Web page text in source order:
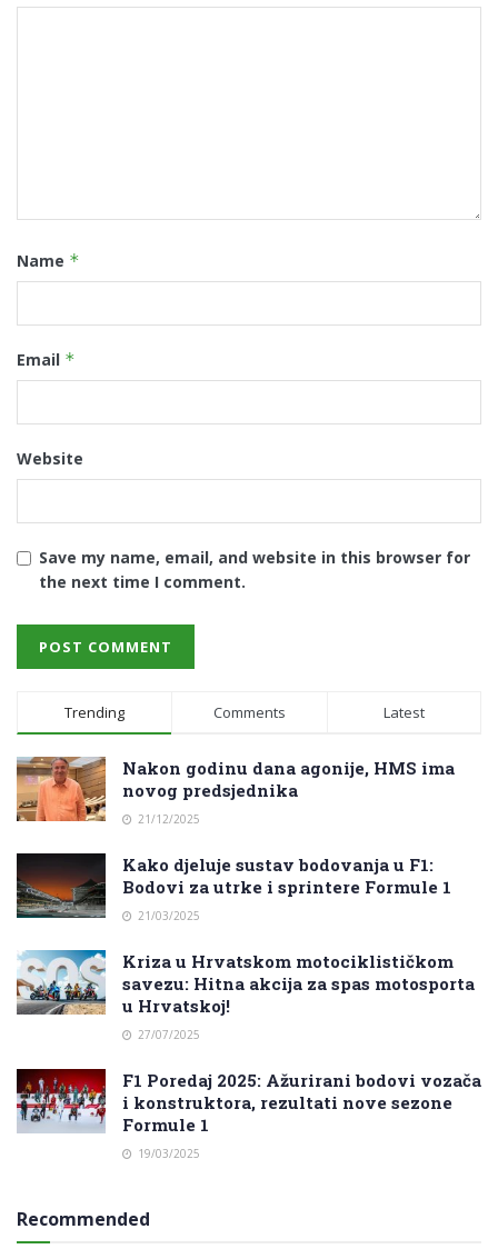
Name *
Email *
Website
Save my name, email, and website in this browser for
the next time I comment.
Trending Comments Latest
Nakon godinu dana agonije, HMS ima
novog predsjednika
21/12/2025
Kako djeluje sustav bodovanja u F1:
Bodovi za utrke i sprintere Formule 1
21/03/2025
Kriza u Hrvatskom motociklističkom
savezu: Hitna akcija za spas motosporta
u Hrvatskoj!
27/07/2025
F1 Poredaj 2025: Ažurirani bodovi vozača
i konstruktora, rezultati nove sezone
Formule 1
19/03/2025
Recommended